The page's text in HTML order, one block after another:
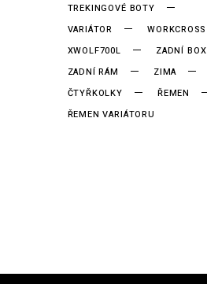
TREKINGOVÉ BOTY
VARIÁTOR
WORKCROSS
XWOLF700L
ZADNÍ BOX
ZADNÍ RÁM
ZIMA
ČTYŘKOLKY
ŘEMEN
ŘEMEN VARIÁTORU